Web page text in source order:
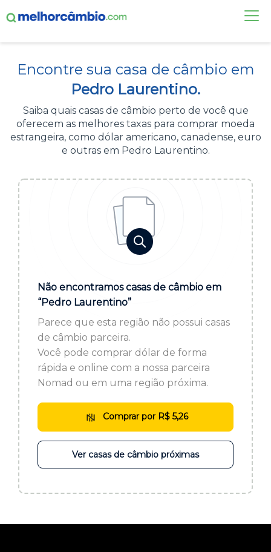
CASAS DE CÂMBIO
DÓLAR HOJE
ALERTA DE CÂMBIO
Acesse sua conta:
BROKER DE OFERTAS
ou cadastre-se se ainda não tem registro:
CADASTRE-SE
Encontre sua casa de câmbio em
Pedro Laurentino.
Saiba quais casas de câmbio perto de você que
oferecem as melhores taxas para comprar moeda
estrangeira, como dólar americano, canadense, euro
e outras em Pedro Laurentino.
Não encontramos casas de câmbio em
“Pedro Laurentino”
Parece que esta região não possui casas
de câmbio parceira.
Você pode comprar dólar de forma
rápida e online com a nossa parceira
Nomad ou em uma região próxima.
Comprar por R$ 5,26
Ver casas de câmbio próximas